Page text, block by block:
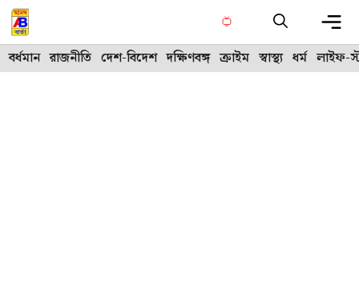
Skip
to
content
বর্ধমান রাজনীতি দেশ-বিদেশ দক্ষিণবঙ্গ ক্রাইম স্বাস্থ্য ধর্ম লাইফ-